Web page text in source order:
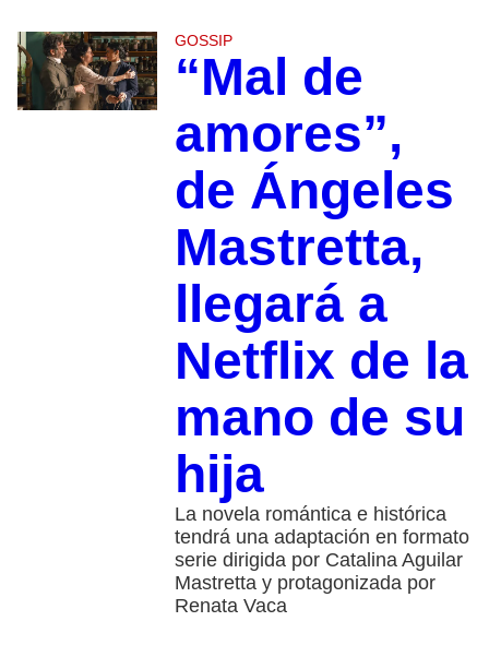
GOSSIP
“Mal de
amores”,
de Ángeles
Mastretta,
llegará a
Netflix de la
mano de su
hija
La novela romántica e histórica
tendrá una adaptación en formato
serie dirigida por Catalina Aguilar
Mastretta y protagonizada por
Renata Vaca